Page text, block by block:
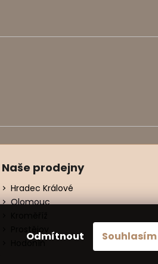
Odmítnout Souhlasím
Naše prodejny
Hradec Králové
Olomouc
Hodonín